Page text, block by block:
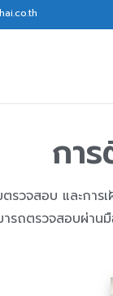
กา
อบ และการเฝ้า
รถตรวจสอบผ่า